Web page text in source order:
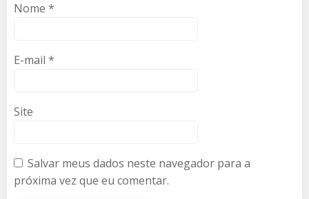
Nome *
E-mail *
Site
Salvar meus dados neste navegador para a
próxima vez que eu comentar.